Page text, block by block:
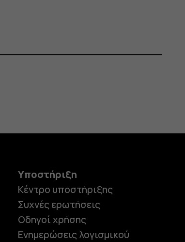
Υποστήριξη
Κέντρο υποστήριξης
Συχνές ερωτήσεις
Οδηγοί χρήσης
Ενημερώσεις λογισμικού